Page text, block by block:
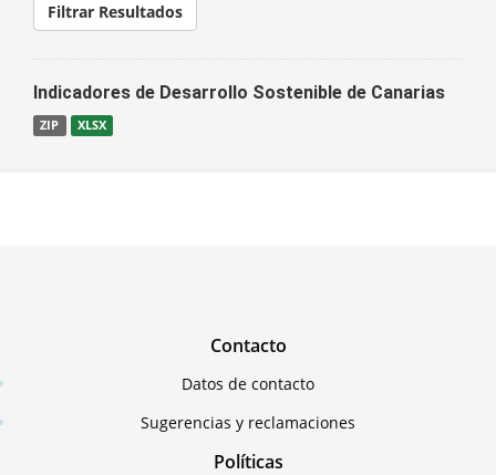
Filtrar Resultados
Indicadores de Desarrollo Sostenible de Canarias
ZIP XLSX
Contacto
Datos de contacto
Sugerencias y reclamaciones
Políticas